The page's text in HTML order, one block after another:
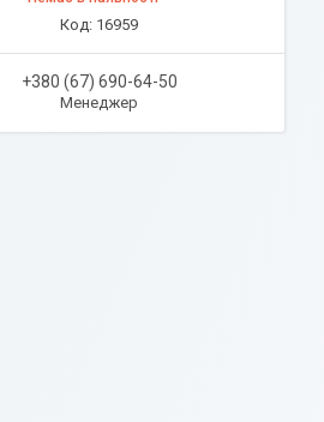
16959
+380 (67) 690-64-50
Менеджер